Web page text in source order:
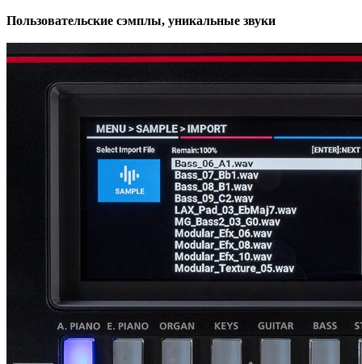
Пользовательские сэмплы, уникальные звуки